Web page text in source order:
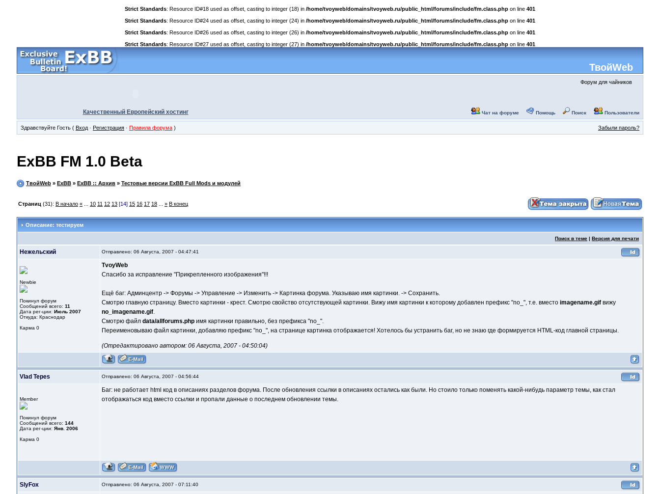
Strict Standards: Resource ID#18 used as offset, casting to integer (18) in /home/tvoyweb/domains/tvoyweb.ru/public_html/forums/include/fm.class.php on line 401
Strict Standards: Resource ID#24 used as offset, casting to integer (24) in /home/tvoyweb/domains/tvoyweb.ru/public_html/forums/include/fm.class.php on line 401
Strict Standards: Resource ID#26 used as offset, casting to integer (26) in /home/tvoyweb/domains/tvoyweb.ru/public_html/forums/include/fm.class.php on line 401
Strict Standards: Resource ID#27 used as offset, casting to integer (27) in /home/tvoyweb/domains/tvoyweb.ru/public_html/forums/include/fm.class.php on line 401
ТвойWeb
Качественный Европейский хостинг
Форум для чайников
Чат на форуме Помощь Поиск Пользователи
Здравствуйте Гость ( Вход · Регистрация · Правила форума ) Забыли пароль?
ExBB FM 1.0 Beta
ТвойWeb » ExBB » ExBB :: Архив » Тестовые версии ExBB Full Mods и модулей
Страниц (31): В начало « 10 11 12 13 [14] 15 16 17 18 » В конец
Описание: тестируем
Поиск в теме | Версия для печати
Нежельский Отправлено: 06 Августа, 2007 - 04:47:41
Newbie
Покинул форум
Сообщений всего: 11
Дата рег-ции: Июль 2007
Откуда: Краснодар
Карма 0
TvoyWeb
Спасибо за исправление "Прикрепленного изображения"!!!
Ещё баг: Админцентр -> Форумы -> Управление -> Изменить -> Картинка форума. Указываю имя картинки. -> Сохранить.
Смотрю главную страницу. Вместо картинки - крест. Смотрю свойство отсутствующей картинки. Вижу имя картинки к которому добавлен префикс "no_", т.е. вместо imagename.gif вижу
no_imagename.gif.
Смотрю файл data/allforums.php имя картинки правильно, без префикса "no_".
Переименовываю файл картинки, добавляю префикс "no_", на странице картинка отображается! Хотелось бы устранить баг, но не знаю где формируется HTML-код главной страницы.
(Отредактировано автором: 06 Августа, 2007 - 04:50:04)
Vlad Tepes Отправлено: 06 Августа, 2007 - 04:56:44
Member
Покинул форум
Сообщений всего: 144
Дата рег-ции: Янв. 2006
Карма 0
Баг: не работает html код в описаниях разделов форума. После обновления ссылки в описаниях остались как были. Но стоило только поменять какой-нибудь параметр темы, как стал
отображаться код вместо ссылки и пропали данные о последнем обновлении темы.
SlyFox Отправлено: 06 Августа, 2007 - 07:11:40